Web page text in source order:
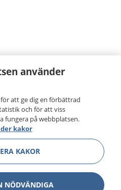
använder
att ge dig en förbättrad
och för att viss
fungera på webbplatsen.
kakor
KAKOR
NÖDVÄNDIGA